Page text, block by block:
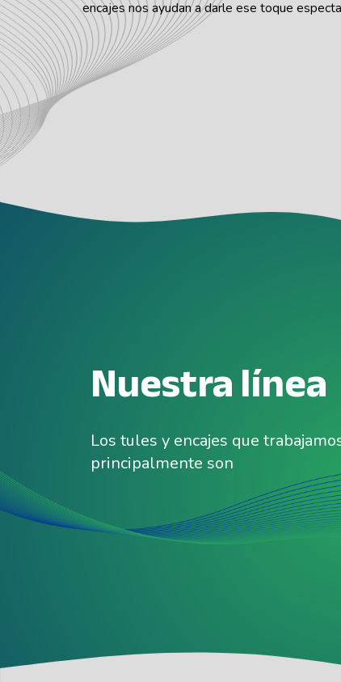
encajes nos ayudan a darle ese toque
Nuestra línea
Los tules y encajes que
principalmente son